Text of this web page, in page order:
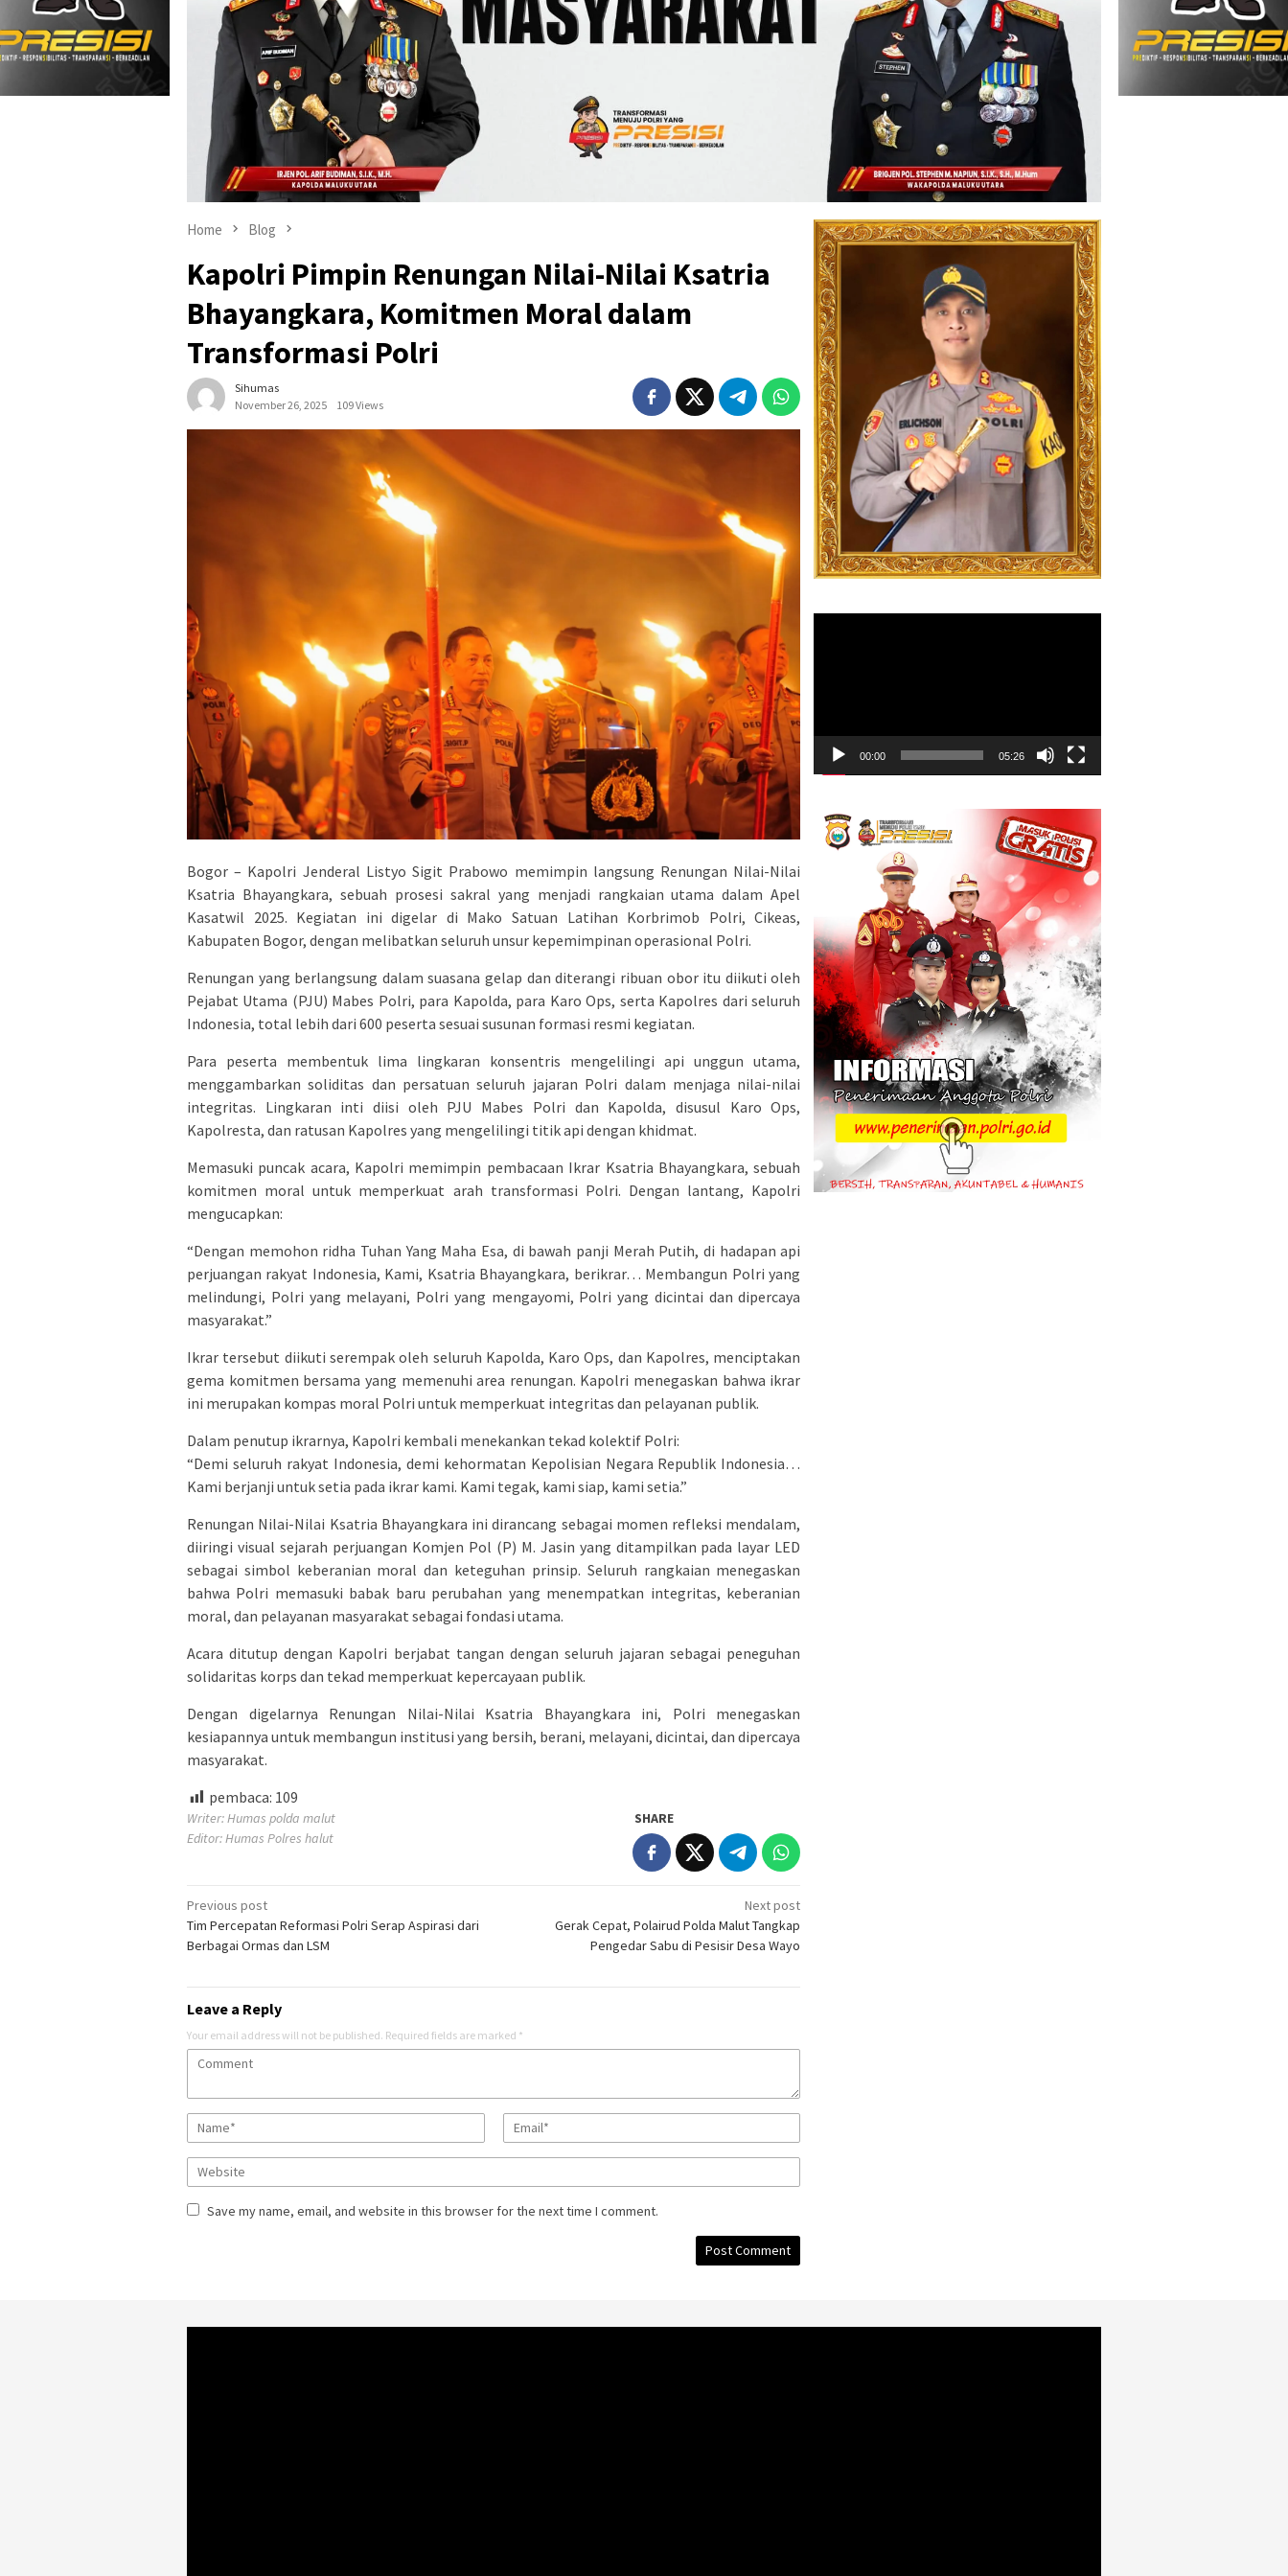
Home Blog
Kapolri Pimpin Renungan Nilai-Nilai Ksatria
Bhayangkara, Komitmen Moral dalam
Transformasi Polri
Sihumas
November 26, 2025
109 Views
Bogor – Kapolri Jenderal Listyo Sigit Prabowo memimpin langsung Renungan Nilai-Nilai
Ksatria Bhayangkara, sebuah prosesi sakral yang menjadi rangkaian utama dalam Apel
Kasatwil 2025. Kegiatan ini digelar di Mako Satuan Latihan Korbrimob Polri, Cikeas,
Kabupaten Bogor, dengan melibatkan seluruh unsur kepemimpinan operasional Polri.
Renungan yang berlangsung dalam suasana gelap dan diterangi ribuan obor itu diikuti oleh
Pejabat Utama (PJU) Mabes Polri, para Kapolda, para Karo Ops, serta Kapolres dari seluruh
Indonesia, total lebih dari 600 peserta sesuai susunan formasi resmi kegiatan.
Para peserta membentuk lima lingkaran konsentris mengelilingi api unggun utama,
menggambarkan soliditas dan persatuan seluruh jajaran Polri dalam menjaga nilai-nilai
integritas. Lingkaran inti diisi oleh PJU Mabes Polri dan Kapolda, disusul Karo Ops,
Kapolresta, dan ratusan Kapolres yang mengelilingi titik api dengan khidmat.
Memasuki puncak acara, Kapolri memimpin pembacaan Ikrar Ksatria Bhayangkara, sebuah
komitmen moral untuk memperkuat arah transformasi Polri. Dengan lantang, Kapolri
mengucapkan:
“Dengan memohon ridha Tuhan Yang Maha Esa, di bawah panji Merah Putih, di hadapan api
perjuangan rakyat Indonesia, Kami, Ksatria Bhayangkara, berikrar… Membangun Polri yang
melindungi, Polri yang melayani, Polri yang mengayomi, Polri yang dicintai dan dipercaya
masyarakat.”
Ikrar tersebut diikuti serempak oleh seluruh Kapolda, Karo Ops, dan Kapolres, menciptakan
gema komitmen bersama yang memenuhi area renungan. Kapolri menegaskan bahwa ikrar
ini merupakan kompas moral Polri untuk memperkuat integritas dan pelayanan publik.
Dalam penutup ikrarnya, Kapolri kembali menekankan tekad kolektif Polri:
“Demi seluruh rakyat Indonesia, demi kehormatan Kepolisian Negara Republik Indonesia…
Kami berjanji untuk setia pada ikrar kami. Kami tegak, kami siap, kami setia.”
Renungan Nilai-Nilai Ksatria Bhayangkara ini dirancang sebagai momen refleksi mendalam,
diiringi visual sejarah perjuangan Komjen Pol (P) M. Jasin yang ditampilkan pada layar LED
sebagai simbol keberanian moral dan keteguhan prinsip. Seluruh rangkaian menegaskan
bahwa Polri memasuki babak baru perubahan yang menempatkan integritas, keberanian
moral, dan pelayanan masyarakat sebagai fondasi utama.
Acara ditutup dengan Kapolri berjabat tangan dengan seluruh jajaran sebagai peneguhan
solidaritas korps dan tekad memperkuat kepercayaan publik.
Dengan digelarnya Renungan Nilai-Nilai Ksatria Bhayangkara ini, Polri menegaskan
kesiapannya untuk membangun institusi yang bersih, berani, melayani, dicintai, dan dipercaya
masyarakat.
pembaca: 109
Writer: Humas polda malut
Editor: Humas Polres halut
SHARE
Post
navigation
Previous post
Tim Percepatan Reformasi Polri Serap Aspirasi dari
Berbagai Ormas dan LSM
Next post
Gerak Cepat, Polairud Polda Malut Tangkap
Pengedar Sabu di Pesisir Desa Wayo
Leave a Reply
Your email address will not be published. Required fields are marked *
Save my name, email, and website in this browser for the next time I comment.
00:00 05:26